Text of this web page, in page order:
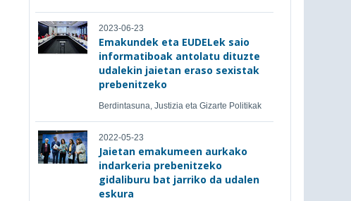
2023-06-23
Emakundek eta EUDELek saio
informatiboak antolatu dituzte
udalekin jaietan eraso sexistak
prebenitzeko
Berdintasuna, Justizia eta Gizarte Politikak
2022-05-23
Jaietan emakumeen aurkako
indarkeria prebenitzeko
gidaliburu bat jarriko da udalen
eskura